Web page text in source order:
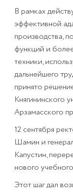
В рамках
эффективной
производства,
функций и
техники,
дальнейшего
принято
Княгининского
Арзамасского
12 сентября
Шамин и
Капустин,
нового
Этот шаг дал